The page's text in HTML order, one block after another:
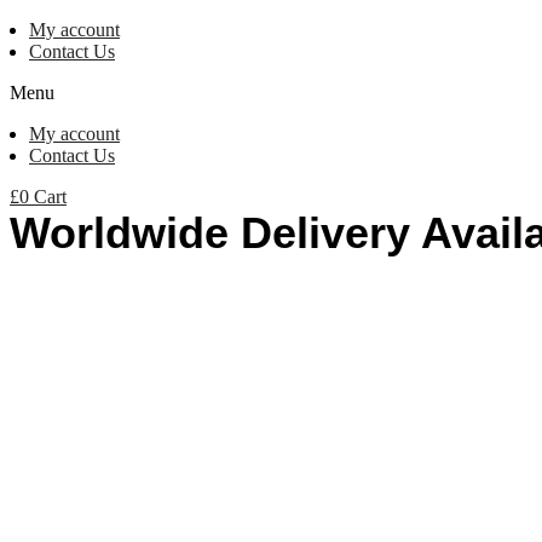
My account
Contact Us
Menu
My account
Contact Us
£0 Cart
Worldwide Delivery